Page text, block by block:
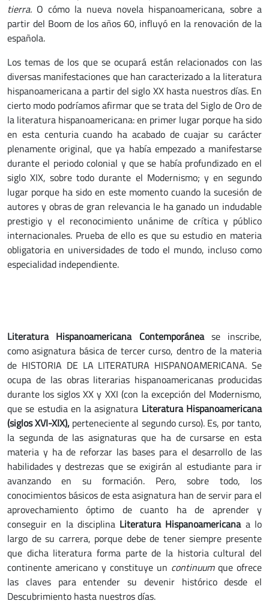
tierra. O cómo la nueva novela hispanoamericana, sobre a
partir del Boom de los años 60, influyó en la renovación de la
española.
Los temas de los que se ocupará están relacionados con las
diversas manifestaciones que han caracterizado a la literatura
hispanoamericana a partir del siglo XX hasta nuestros días. En
cierto modo podríamos afirmar que se trata del Siglo de Oro de
la literatura hispanoamericana: en primer lugar porque ha sido
en esta centuria cuando ha acabado de cuajar su carácter
plenamente original, que ya había empezado a manifestarse
durante el periodo colonial y que se había profundizado en el
siglo XIX, sobre todo durante el Modernismo; y en segundo
lugar porque ha sido en este momento cuando la sucesión de
autores y obras de gran relevancia le ha ganado un indudable
prestigio y el reconocimiento unánime de crítica y público
internacionales. Prueba de ello es que su estudio en materia
obligatoria en universidades de todo el mundo, incluso como
especialidad independiente.
Literatura Hispanoamericana Contemporánea se inscribe,
como asignatura básica de tercer curso, dentro de la materia
de HISTORIA DE LA LITERATURA HISPANOAMERICANA. Se
ocupa de las obras literarias hispanoamericanas producidas
durante los siglos XX y XXI (con la excepción del Modernismo,
que se estudia en la asignatura Literatura Hispanoamericana
(siglos XVI-XIX), perteneciente al segundo curso). Es, por tanto,
la segunda de las asignaturas que ha de cursarse en esta
materia y ha de reforzar las bases para el desarrollo de las
habilidades y destrezas que se exigirán al estudiante para ir
avanzando en su formación. Pero, sobre todo, los
conocimientos básicos de esta asignatura han de servir para el
aprovechamiento óptimo de cuanto ha de aprender y
conseguir en la disciplina Literatura Hispanoamericana a lo
largo de su carrera, porque debe de tener siempre presente
que dicha literatura forma parte de la historia cultural del
continente americano y constituye un continuumque ofrece
las claves para entender su devenir histórico desde el
Descubrimiento hasta nuestros días.